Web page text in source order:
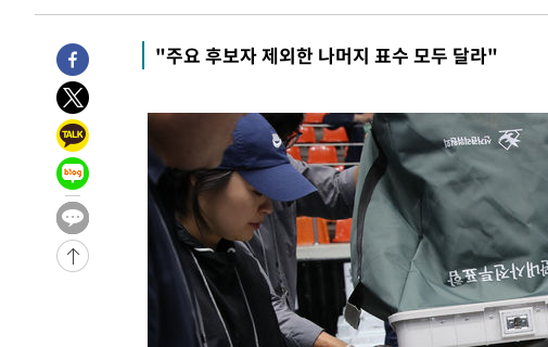
-18141초 전 >강릉에 시간당 81.4㎜ 물폭탄…도로 잠기고 담벼락 붕괴
-14248초 전 >
백운산서 80년근 천종산삼 9뿌리 발견…감정가 1.3억원
-11958초 전 >
-9492초 전 >
남자 농구, 나고야 아시안게임서 '홈팀' 일본과 한일전
-8868초 전 >
여수 오동도 해상서 모터보트 전복…1명 사망·1명 실종
-5095초 전 >
극한폭염 한풀 꺾이지만…'낮 최고 35도' 무더위, 열대야 계속[다음
주 날씨]
-2113초 전 >
축구협회 "압수수색·성접대 논란 사과…쇄신의 기회로 삼겠다"
-630초 전 >
[속보]'압수수색·성접대 논란' 축구협회 "실망과 걱정 안겨드려 죄송"
2시간 전 >
'최고 37도' 폭염 지속…강원동해안 최대 150㎜ 비
[속보]뉴욕증시 상승 마감…S&P 0.6% 나스닥 1.3%↑
"주요 후보자 제외한 나머지 표수 모두 달라"